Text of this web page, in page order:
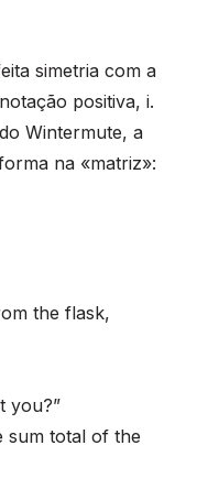
simetria com a
positiva, i.
Wintermute, a
na «matriz»:
the flask,
you?”
sum total of the